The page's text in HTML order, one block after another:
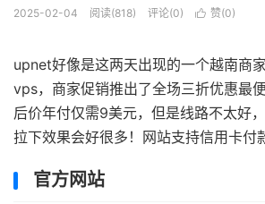
2025-02-04 阅读(818) 评论(0)  赞(0)
upnet好像是这两天出现的一个越南商
vps，商家促销推出了全场三折优惠最
后价年付仅需9美元，但是线路不太好
拉下效果会好很多！网站支持信用卡付
官方网站